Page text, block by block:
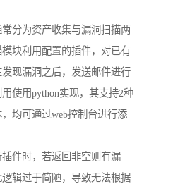
分为资产收集与漏洞扫描两
块利用配置的插件，对已有
现漏洞之后，发送邮件进行
使用python实现，其支持2种
均可通过web控制台进行添
件时，若返回非空则有漏
辑过于简陋，导致无法根据